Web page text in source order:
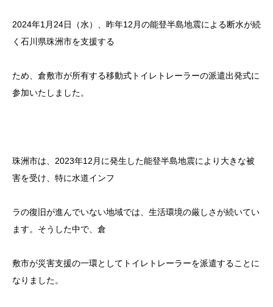
2024年1月24日（水）、昨年12月の能登半島地震による断水が続
く石川県珠洲市を支援する
ため、倉敷市が所有する移動式トイレトレーラーの派遣出発式に
参加いたしました。
珠洲市は、2023年12月に発生した能登半島地震により大きな被
害を受け、特に水道インフ
ラの復旧が進んでいない地域では、生活環境の厳しさが続いてい
ます。そうした中で、倉
敷市が災害支援の一環としてトイレトレーラーを派遣することに
なりました。